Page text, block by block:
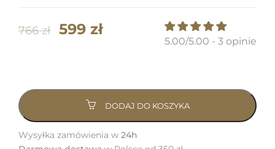
5.00/5.00 - 3 opinie
766zł
Pierwotna
599 złAktualna
Odchudzanie
DODAJ DO KOSZYKA
Wysyłka zamówienia w 24h